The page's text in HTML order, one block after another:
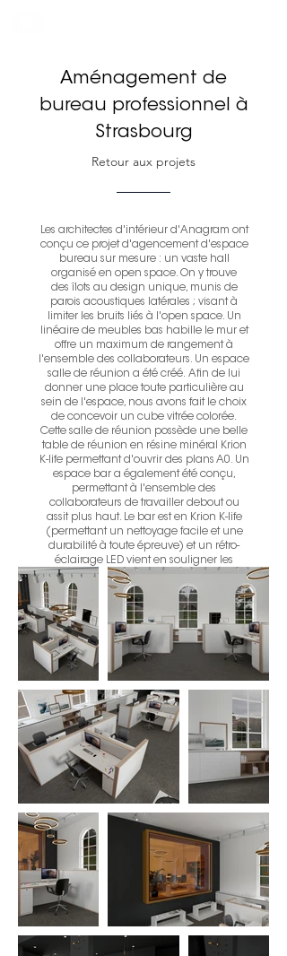
Aménagement de
bureau professionnel à
Strasbourg
Retour aux projets
Les architectes d'intérieur d'Anagram ont
conçu ce projet d'agencement d'espace
bureau sur mesure : un vaste hall
organisé en open space. On y trouve
des îlots au design unique, munis de
parois acoustiques latérales ; visant à
limiter les bruits liés à l'open space. Un
linéaire de meubles bas habille le mur et
offre un maximum de rangement à
l'ensemble des collaborateurs. Un espace
salle de réunion a été créé. Afin de lui
donner une place toute particulière au
sein de l'espace, nous avons fait le choix
de concevoir un cube vitrée colorée.
Cette salle de réunion possède une belle
table de réunion en résine minéral Krion
K-life permettant d'ouvrir des plans A0. Un
espace bar a également été conçu,
permettant à l'ensemble des
collaborateurs de travailler debout ou
assit plus haut. Le bar est en Krion K-life
(permettant un nettoyage facile et une
durabilité à toute épreuve) et un rétro-
éclairage LED vient en souligner les
lignes.